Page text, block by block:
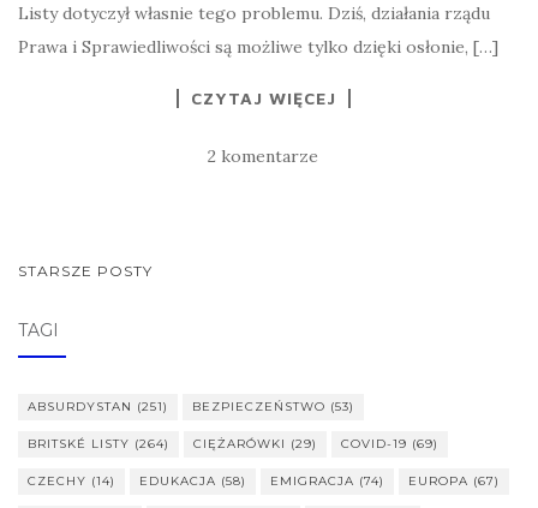
Listy dotyczył własnie tego problemu. Dziś, działania rządu
Prawa i Sprawiedliwości są możliwe tylko dzięki osłonie, […]
CZYTAJ WIĘCEJ
2 komentarze
NAWIGACJA
STARSZE POSTY
TAGI
ABSURDYSTAN (251) BEZPIECZEŃSTWO (53)
BRITSKÉ LISTY (264) CIĘŻARÓWKI (29) COVID-19 (69)
CZECHY (14) EDUKACJA (58) EMIGRACJA (74) EUROPA (67)